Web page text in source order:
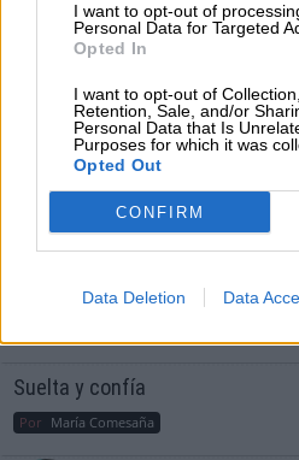
I want to opt-out of
Personal Data for Targeted
Opted In
I want to opt-out of
Retention, Sale, and/or
Personal Data that Is
Purposes for which it was
Opted Out
CONFIRM
Data Deletion Data
OPINIONES
¿La ciudadanía
consciente del
Por Álvaro Frutos
Suelta y confía
Por María Comesaña